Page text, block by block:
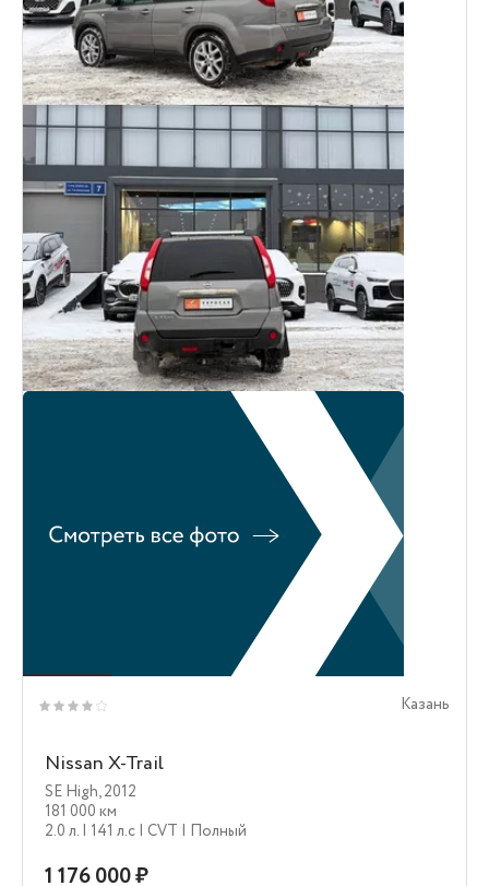
Казань
Nissan X-Trail
SE High,2012
181 000 км
2.0 л. | 141 л.c | CVT | Полный
1 176 000 ₽